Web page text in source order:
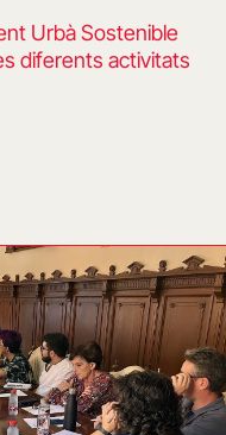
Urbà Sostenible
diferents activitats